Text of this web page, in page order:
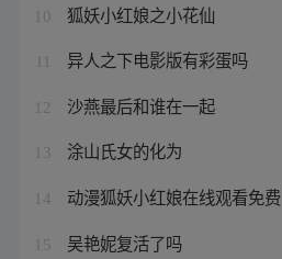
10 狐妖小红娘之小花仙
异人之下电影版有彩蛋吗
12 沙燕最后和谁在一起
13 涂山氏女的化为
14 动漫狐妖小红娘在线观看免费
15 吴艳妮复活了吗